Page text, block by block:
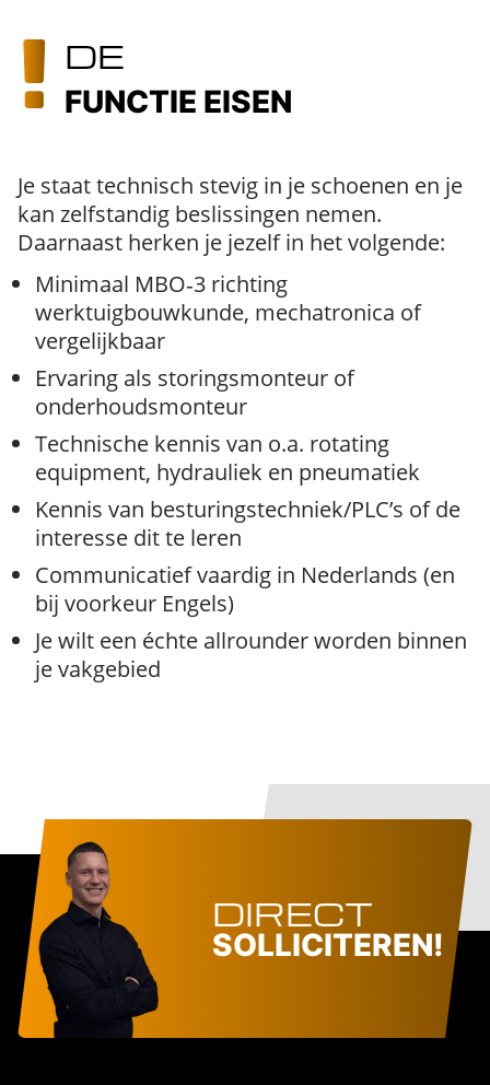
DE
FUNCTIE EISEN
Je staat technisch stevig in je schoenen en je
kan zelfstandig beslissingen nemen.
Daarnaast herken je jezelf in het volgende:
Minimaal MBO‑3 richting
werktuigbouwkunde, mechatronica of
vergelijkbaar
Ervaring als storingsmonteur of
onderhoudsmonteur
Technische kennis van o.a. rotating
equipment, hydrauliek en pneumatiek
Kennis van besturingstechniek/PLC’s of de
interesse dit te leren
Communicatief vaardig in Nederlands (en
bij voorkeur Engels)
Je wilt een échte allrounder worden binnen
je vakgebied
DIRECT
SOLLICITEREN!